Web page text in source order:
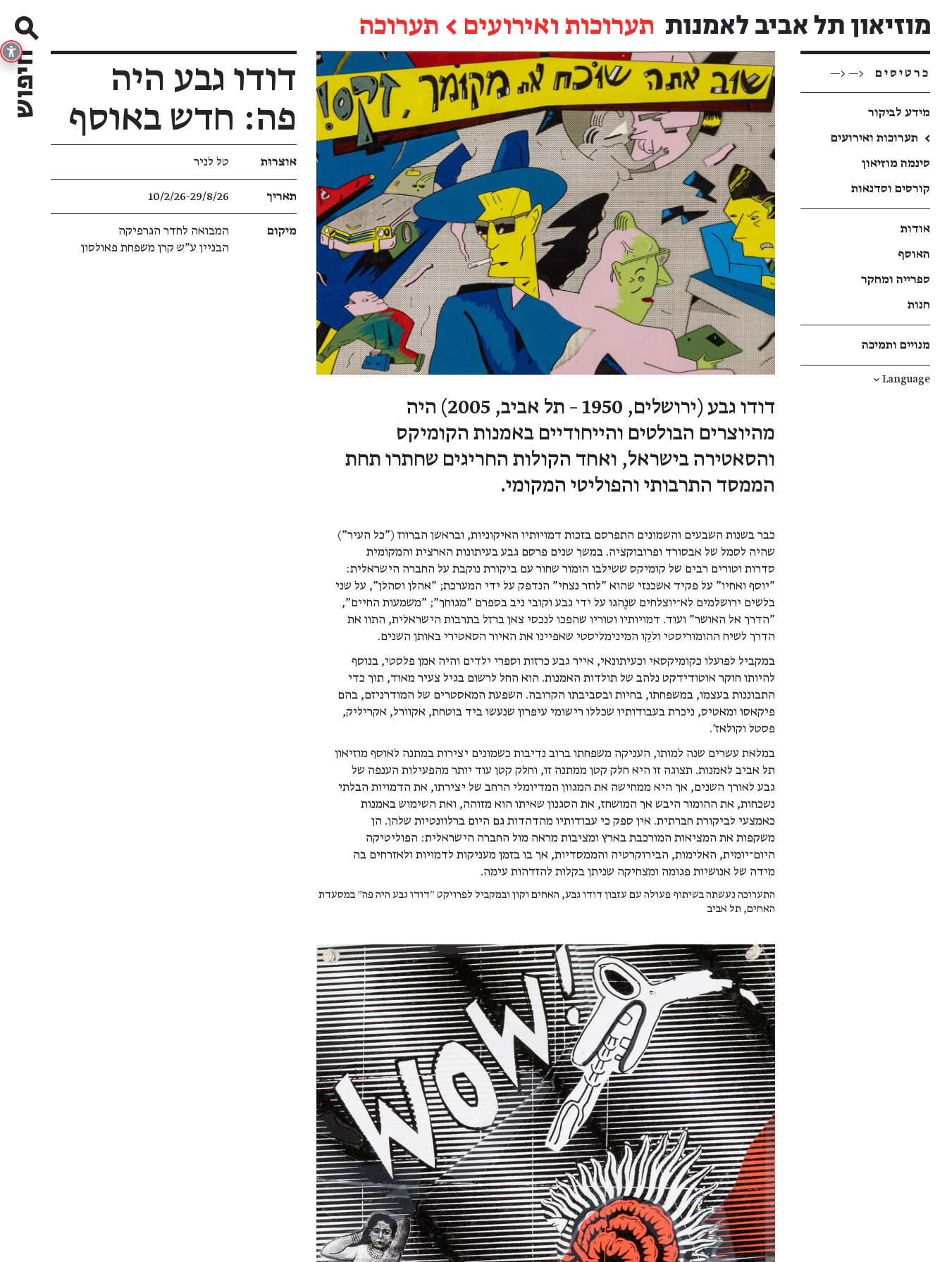
תערוכות ואירועים ← תערוכה
כרטיסים <— <—
מידע לביקור
←
תערוכות ואירועים
סינמה מוזיאון
קורסים וסדנאות
אודות
האוסף
ספרייה ומחקר
חנות
מנויים ותמיכה
Language
↓
דודו גבע (ירושלים, 1950 – תל אביב, 2005) היה
מהיוצרים הבולטים והייחודיים באמנות הקומיקס
והסאטירה בישראל, ואחד הקולות החריגים שחתרו תחת
הממסד התרבותי והפוליטי המקומי.
כבר בשנות השבעים והשמונים התפרסם בזכות דמויותיו האיקוניות, ובראשן הברווז ("כל העיר")
שהיה לסמל של אבסורד ופרובוקציה. במשך שנים פרסם גבע בעיתונות הארצית והמקומית
סדרות וטורים רבים של קומיקס ששילבו הומור שחור עם ביקורת נוקבת על החברה הישראלית:
"יוסף ואחיו" על פקיד אשכנזי שהוא "לוזר נצחי" הנדפק על ידי המערכת; "אהלן וסהלן", על שני
בלשים ירושלמים לא־יוצלחים שנֶהגו על ידי גבע וקובי ניב בספרם "מגוחך"; "משמעות החיים",
"הדרך אל האושר" ועוד. דמויותיו וטוריו שהפכו לנכסי צאן ברזל בתרבות הישראלית, התוו את
הדרך לשיח ההומוריסטי ולקַו המינימליסטי שאפיינו את האיור הסאטירי באותן השנים.
במקביל לפועלו כקומיקסאי וכעיתונאי, אייר גבע כרזות וספרי ילדים והיה אמן פלסטי, בנוסף
להיותו חוקר אוטודידקט נלהב של תולדות האמנות. הוא החל לרשום בגיל צעיר מאוד, תוך כדי
התבוננות בעצמו, במשפחתו, בחיות ובסביבתו הקרובה. השפעת המאסטרים של המודרניזם, בהם
פיקאסו ומאטיס, ניכרת בעבודותיו שכללו רישומי עיפרון שנעשו ביד בוטחת, אקוורל, אקריליק,
פסטל וקולאז'.
במלאת עשרים שנה למותו, העניקה משפחתו ברוב נדיבות כשמונים יצירות במתנה לאוסף מוזיאון
תל אביב לאמנות. תצוגה זו היא חלק קטן ממתנה זו, וחלק קטן עוד יותר מהפעילות הענפה של
גבע לאורך השנים, אך היא ממחישה את המגוון המדיומלי הרחב של יצירתו, את הדמויות הבלתי
נשכחות, את ההומור היבש אך המושחז, את הסגנון שאיתו הוא מזוהה, ואת השימוש באמנות
כאמצעי לביקורת חברתית. אין ספק כי עבודותיו מהדהדות גם היום ברלוונטיות שלהן. הן
משקפות את המציאות המורכבת בארץ ומציבות מראה מול החברה הישראלית: הפוליטיקה
היום־יומית, האלימות, הבירוקרטיה והממסדיות, אך בו בזמן מעניקות לדמויות ולאזרחים בה
מידה של אנושיות פגומה ומצחיקה שניתן בקלות להזדהות עימה.
התערוכה נעשתה בשיתוף פעולה עם עזבון דודו גבע, האחים וקון ובמקביל לפרויקט ״דודו גבע היה פה״ במסעדת
האחים, תל אביב
דודו גבע היה
פה: חדש באוסף
אוצרוּת טל לניר
תאריך 10/2/26​-​29/8/26
מיקום
המבואה לחדר הגרפיקה
הבניין ע"ש קרן משפחת פאולסון